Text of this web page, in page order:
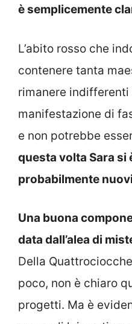
è semplicemente
L’abito rosso che
contenere tanta
rimanere
manifestazione di
e non potrebbe
questa volta Sara si
probabilmente
Una buona
data dall’alea di
Della
poco, non è chiaro
progetti. Ma è